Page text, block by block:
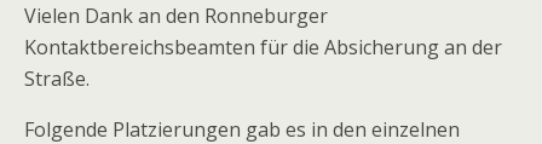
Vielen Dank an den Ronneburger
Kontaktbereichsbeamten für die Absicherung an der
Straße.
Folgende Platzierungen gab es in den einzelnen